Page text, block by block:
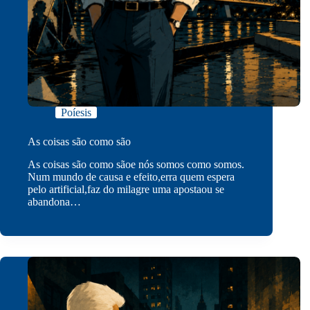
Poíesis
As coisas são como são
As coisas são como sãoe nós somos como somos.
Num mundo de causa e efeito,erra quem espera
pelo artificial,faz do milagre uma apostaou se
abandona…